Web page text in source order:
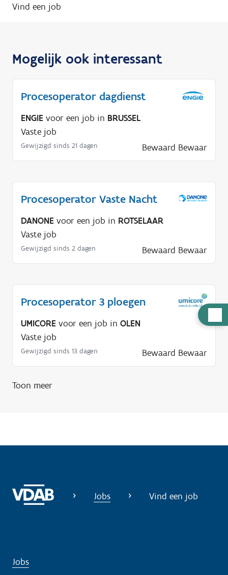
u
p
n
Vind een job
Mogelijk ook interessant
Procesoperator dagdienst
ENGIE voor een job in BRUSSEL
Vaste job
Gewijzigd sinds 21 dagen Bewaard Bewaar
Procesoperator Vaste Nacht
DANONE voor een job in ROTSELAAR
Vaste job
Gewijzigd sinds 2 dagen Bewaard Bewaar
Procesoperator 3 ploegen
UMICORE voor een job in OLEN
Vaste job
Gewijzigd sinds 13 dagen Bewaard Bewaar
Toon meer
Jobs Vind een job
Jobs